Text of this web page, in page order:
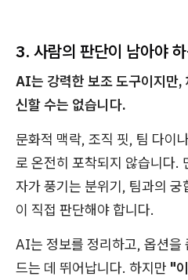
3. 사람의 판단이 남아야
AI는 강력한 보조 도구이지만,
신할 수는 없습니다.
문화적 맥락, 조직 핏, 팀 다이
로 온전히 포착되지 않습니다.
자가 풍기는 분위기, 팀과의
이 직접 판단해야 합니다.
AI는 정보를 정리하고, 옵션을
드는 데 뛰어납니다. 하지만 "